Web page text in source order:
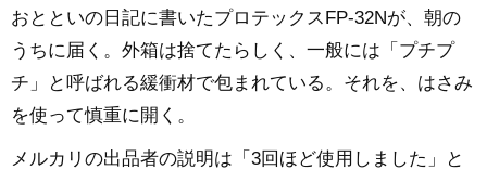
おとといの日記に書いたプロテックスFP-32Nが、朝の
うちに届く。外箱は捨てたらしく、一般には「プチプ
チ」と呼ばれる緩衝材で包まれている。それを、はさみ
を使って慎重に開く。
メルカリの出品者の説明は「3回ほど使用しました」と